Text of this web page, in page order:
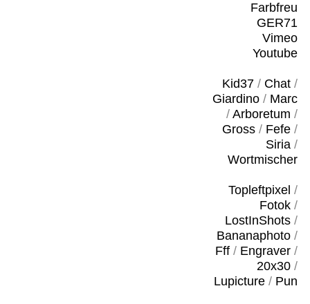
Farbfreu
GER71
Vimeo
Youtube
Kid37/ Chat/
Giardino/ Marc
/ Arboretum /
Gross/ Fefe/
Siria/
Wortmischer
Topleftpixel /
Fotok/
LostInShots/
Bananaphoto/
Fff/ Engraver/
20x30/
Lupicture/ Pun